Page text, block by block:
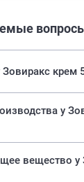
крем
у
вещество у